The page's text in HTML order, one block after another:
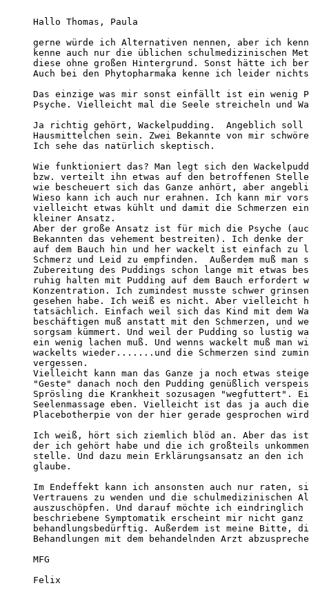
Hallo Thomas, Paula
gerne würde ich Alternativen nennen, aber ich
kenne auch nur die üblichen schulmedizinischen
diese ohne großen Hintergrund. Sonst hätte ich
Auch bei den Phytopharmaka kenne ich leider
Das einzige was mir sonst einfällt ist ein wenig
Psyche. Vielleicht mal die Seele streicheln und
Ja richtig gehört, Wackelpudding.  Angeblich soll
Hausmittelchen sein. Zwei Bekannte von mir
Ich sehe das natürlich skeptisch.
Wie funktioniert das? Man legt sich den
bzw. verteilt ihn etwas auf den betroffenen
wie bescheuert sich das Ganze anhört, aber
Wieso kann ich auch nur erahnen. Ich kann mir
vielleicht etwas kühlt und damit die Schmerzen
kleiner Ansatz.
Aber der große Ansatz ist für mich die Psyche
Bekannten das vehement bestreiten). Ich denke der
auf dem Bauch hin und her wackelt ist einfach zu
Schmerz und Leid zu empfinden.  Außerdem muß
Zubereitung des Puddings schon lange mit etwas
ruhig halten mit Pudding auf dem Bauch erfordert
Konzentration. Ich zumindest musste schwer
gesehen habe. Ich weiß es nicht. Aber
tatsächlich. Einfach weil sich das Kind mit dem
beschäftigen muß anstatt mit den Schmerzen, und
sorgsam kümmert. Und weil der Pudding so lustig
ein wenig lachen muß. Und wenns wackelt muß man
wackelts wieder.......und die Schmerzen sind
vergessen.
Vielleicht kann man das Ganze ja noch etwas
"Geste" danach noch den Pudding genüßlich
Sprösling die Krankheit sozusagen "wegfuttert".
Seelenmassage eben. Vielleicht ist das ja auch
Placebotherpie von der hier gerade gesprochen
Ich weiß, hört sich ziemlich blöd an. Aber das
der ich gehört habe und die ich großteils
stelle. Und dazu mein Erklärungsansatz an den
glaube.
Im Endeffekt kann ich ansonsten auch nur raten,
Vertrauens zu wenden und die schulmedizinischen
auszuschöpfen. Und darauf möchte ich eindringlich
beschriebene Symptomatik erscheint mir nicht ganz
behandlungsbedürftig. Außerdem ist meine Bitte,
Behandlungen mit dem behandelnden Arzt
MFG
Felix